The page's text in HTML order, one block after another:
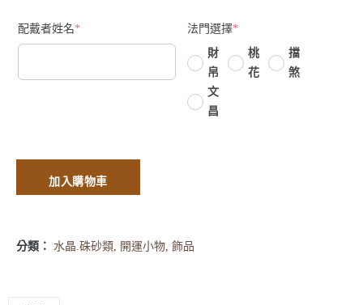
配戴者姓名* 法門選擇*
財
帛
桃
花
擋
煞
文
昌
加入購物車
分類： 水晶.硃砂類 開運小物 飾品